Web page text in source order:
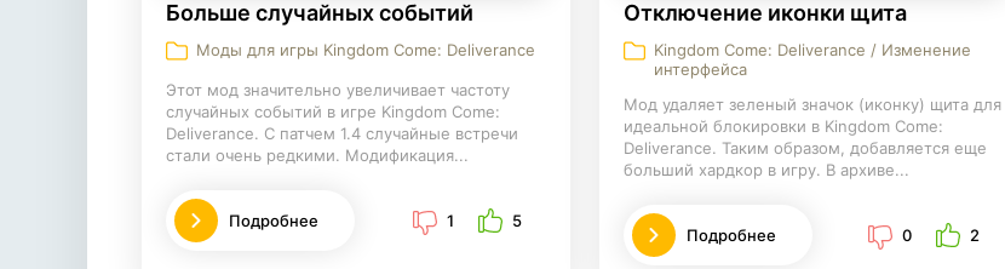
Больше случайных событий
Моды для игры Kingdom Come: Deliverance
Этот мод значительно увеличивает частоту
случайных событий в игре Kingdom Come:
Deliverance. С патчем 1.4 случайные встречи
стали очень редкими. Модификация...
Подробнее 1 5
Отключение иконки щита
Kingdom Come: Deliverance / Изменение
интерфейса
Мод удаляет зеленый значок (иконку) щита для
идеальной блокировки в Kingdom Come:
Deliverance. Таким образом, добавляется еще
больший хардкор в игру. В архиве...
Подробнее 0 2